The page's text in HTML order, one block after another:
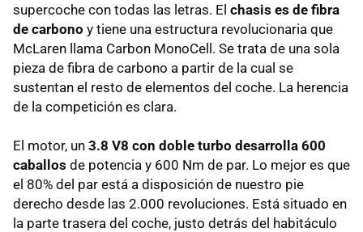
supercoche con todas las letras. El chasis es de fibra
de carbono y tiene una estructura revolucionaria que
McLaren llama Carbon MonoCell. Se trata de una sola
pieza de fibra de carbono a partir de la cual se
sustentan el resto de elementos del coche. La herencia
de la competición es clara.
El motor, un 3.8 V8 con doble turbo desarrolla 600
caballos de potencia y 600 Nm de par. Lo mejor es que
el 80% del par está a disposición de nuestro pie
derecho desde las 2.000 revoluciones. Está situado en
la parte trasera del coche, justo detrás del habitáculo